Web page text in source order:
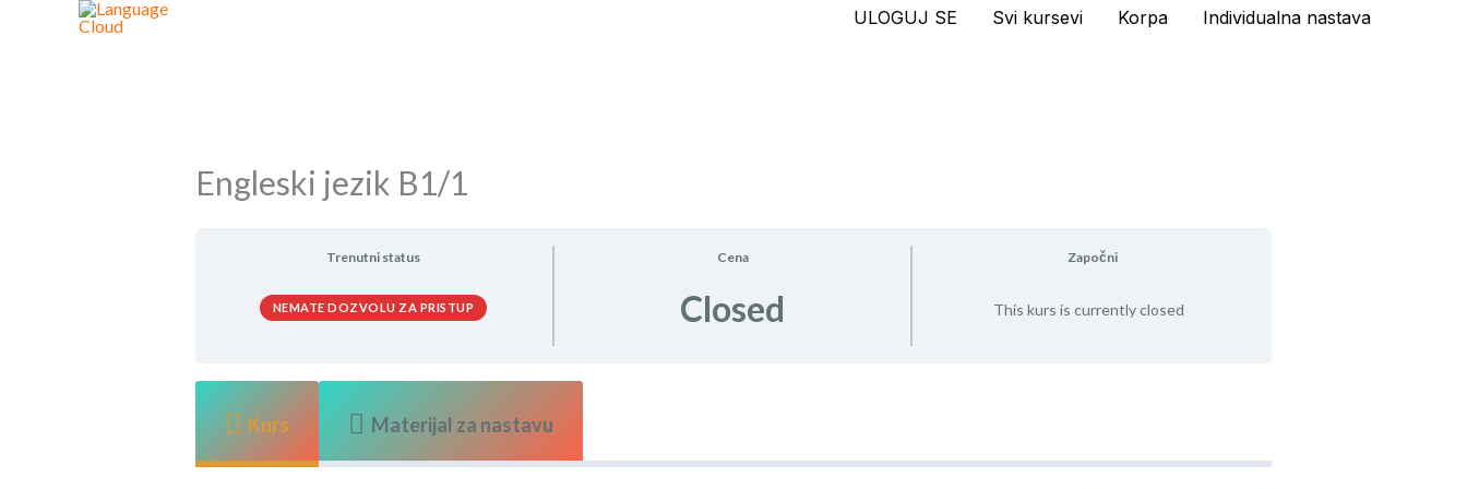
ULOGUJ SE Svi kursevi Korpa Individualna nastava
Engleski jezik B1/1
Trenutni status
NEMATE DOZVOLU ZA PRISTUP
Cena
Closed
Započni
This kurs is currently closed
Kurs Materijal za nastavu